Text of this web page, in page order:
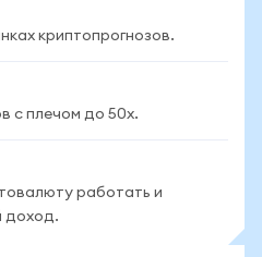
криптопрогнозов.
с плечом до 50x.
работать и
доход.